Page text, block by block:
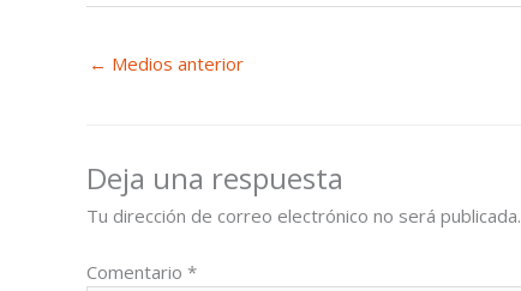
← Medios anterior
Deja una respuesta
Tu dirección de correo electrónico no será publicada.
Comentario *